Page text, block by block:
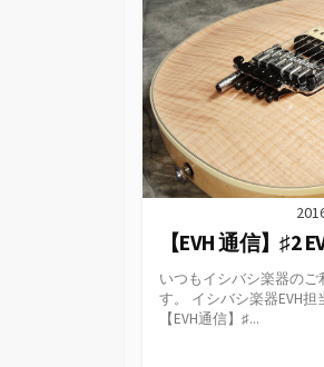
【EVH 通信】♯2
いつもイシバシ楽器の
す。 イシバシ楽器EVH
【EVH通信】♯...